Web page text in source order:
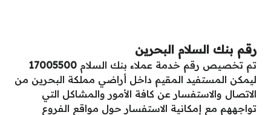
رقم بنك السلام البحرين
تم تخصيص رقم خدمة عملاء بنك السلام 17005500
ليمكن المستفيد المقيم داخل أراضي مملكة البحرين من
الاتصال والاستفسار عن كافة الأمور والمشاكل التي
تواجههم مع إمكانية الاستفسار حول مواقع الفروع